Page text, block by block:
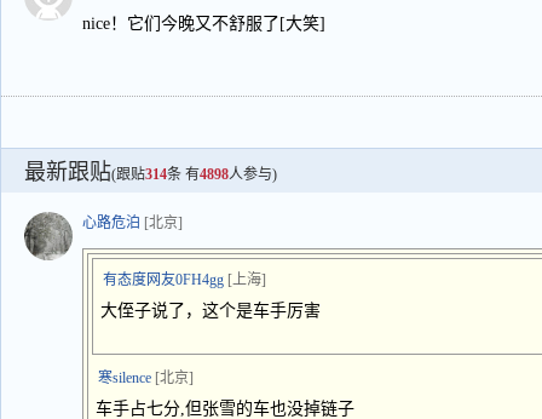
nice！它们今晚又不舒服了[大笑]
最新跟贴(跟贴314条 有4898人参与)
心路危泊 [北京]
有态度网友0FH4gg [上海]
大侄子说了，这个是车手厉害
寒silence [北京]
车手占七分,但张雪的车也没掉链子